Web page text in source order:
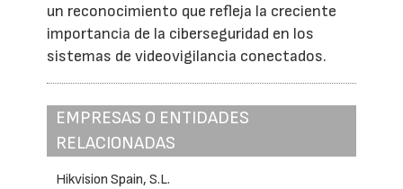
un reconocimiento que refleja la creciente
importancia de la ciberseguridad en los
sistemas de videovigilancia conectados.
EMPRESAS O ENTIDADES
RELACIONADAS
Hikvision Spain, S.L.